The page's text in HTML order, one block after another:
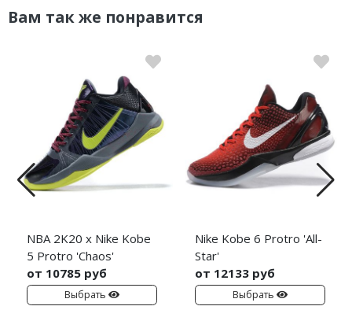
Вам так же понравится
NBA 2K20 x Nike Kobe
5 Protro 'Chaos'
от 10785 руб
Выбрать
Nike Kobe 6 Protro 'All-
Star'
от 12133 руб
Выбрать